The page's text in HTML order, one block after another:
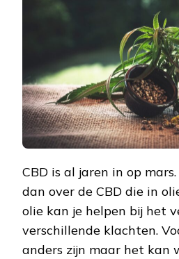
CBD
CBD is al jaren in op
dan over de CBD die in
olie kan je helpen bij het
verschillende klachten.
anders zijn maar het kan